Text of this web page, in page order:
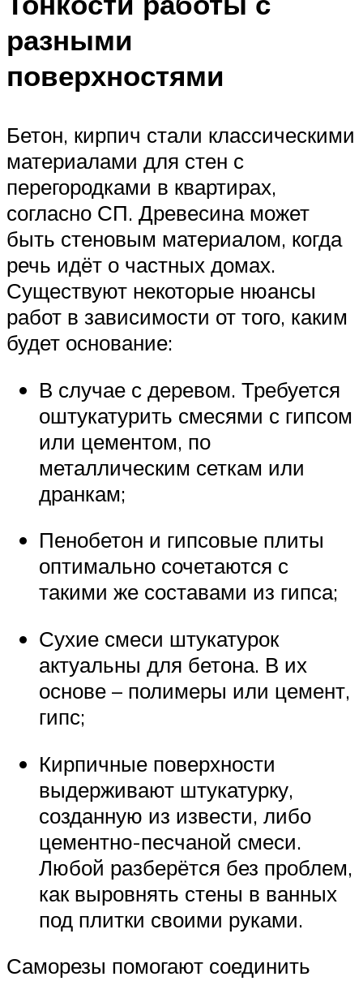
разными
поверхностями
Бетон, кирпич стали классическими
материалами для стен с
перегородками в квартирах,
согласно СП. Древесина может
быть стеновым материалом, когда
речь идёт о частных домах.
Существуют некоторые нюансы
работ в зависимости от того, каким
будет основание:
В случае с деревом. Требуется
оштукатурить смесями с гипсом
или цементом, по
металлическим сеткам или
дранкам;
Пенобетон и гипсовые плиты
оптимально сочетаются с
такими же составами из гипса;
Сухие смеси штукатурок
актуальны для бетона. В их
основе – полимеры или цемент,
гипс;
Кирпичные поверхности
выдерживают штукатурку,
созданную из извести, либо
цементно-песчаной смеси.
Любой разберётся без проблем,
как выровнять стены в ванных
под плитки своими руками.
Саморезы помогают соединить